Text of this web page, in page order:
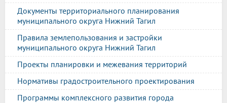
Документы территориального планирования
муниципального округа Нижний Тагил
Правила землепользования и застройки
муниципального округа Нижний Тагил
Проекты планировки и межевания территорий
Нормативы градостроительного проектирования
Программы комплексного развития города